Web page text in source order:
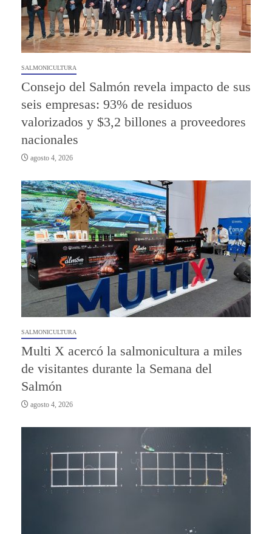
SALMONICULTURA
Consejo del Salmón revela impacto de sus
seis empresas: 93% de residuos
valorizados y $3,2 billones a proveedores
nacionales
agosto 4, 2026
SALMONICULTURA
Multi X acercó la salmonicultura a miles
de visitantes durante la Semana del
Salmón
agosto 4, 2026